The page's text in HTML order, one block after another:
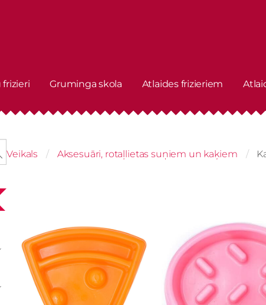
Gruminga skola Atlaides frizieriem
Veikals Aksesuāri, rotaļlietas suņiem un kaķiem